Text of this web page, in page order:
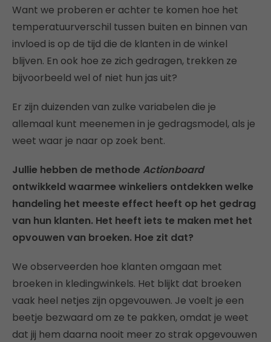
Want we proberen er achter te komen hoe het
temperatuurverschil tussen buiten en binnen van
invloed is op de tijd die de klanten in de winkel
blijven. En ook hoe ze zich gedragen, trekken ze
bijvoorbeeld wel of niet hun jas uit?
Er zijn duizenden van zulke variabelen die je
allemaal kunt meenemen in je gedragsmodel, als je
weet waar je naar op zoek bent.
Jullie hebben de methode Actionboard
ontwikkeld waarmee winkeliers ontdekken welke
handeling het meeste effect heeft op het gedrag
van hun klanten. Het heeft iets te maken met het
opvouwen van broeken. Hoe zit dat?
We observeerden hoe klanten omgaan met
broeken in kledingwinkels. Het blijkt dat broeken
vaak heel netjes zijn opgevouwen. Je voelt je een
beetje bezwaard om ze te pakken, omdat je weet
dat jij hem daarna nooit meer zo strak opgevouwen